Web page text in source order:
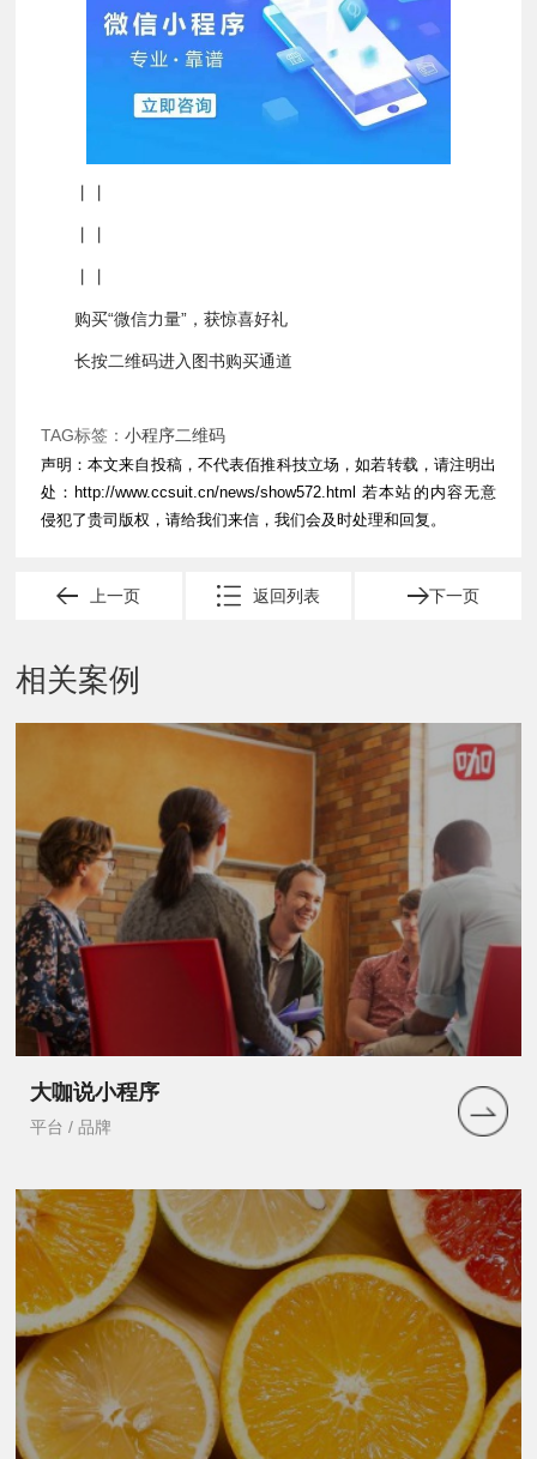
购买“微信力量”，获惊喜好礼
长按二维码进入图书购买通道
TAG标签： 小程序二维码
声明：本文来自投稿，不代表佰推科技立场，如若转载，请注明出
处： http://www.ccsuit.cn/news/show572.html 若本站的内容无意
侵犯了贵司版权，请给我们来信，我们会及时处理和回复。
上一页 下一页
返回列表
相关案例
大咖说小程序
平台 / 品牌